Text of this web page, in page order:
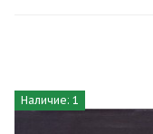
Наличие: 1